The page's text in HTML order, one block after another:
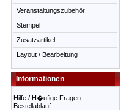
Veranstaltungszubehör
Stempel
Zusatzartikel
Layout / Bearbeitung
Informationen
Hilfe / H�ufige Fragen
Bestellablauf